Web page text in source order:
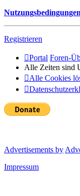
Nutzungsbedingungen
Registrieren
Portal Foren-
Alle Zeiten sind
Alle Cookies
Advertisements by
Impressum